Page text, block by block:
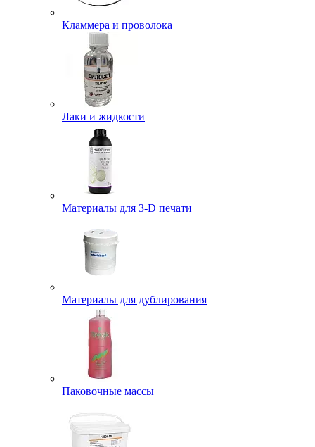
Кламмера и проволока
Лаки и жидкости
Материалы для 3-D печати
Материалы для дублирования
Паковочные массы